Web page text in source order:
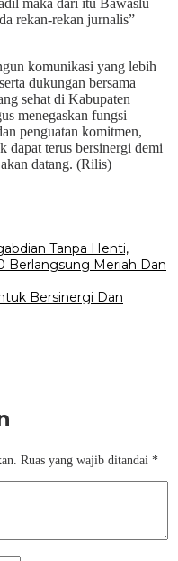
rekan-rekan jurnalis”
komunikasi yang lebih
dukungan bersama
sehat di Kabupaten
menegaskan fungsi
penguatan komitmen,
dapat terus bersinergi demi
datang. (Rilis)
Tanpa Henti,
Berlangsung Meriah Dan
Bersinergi Dan
Ruas yang wajib ditandai *